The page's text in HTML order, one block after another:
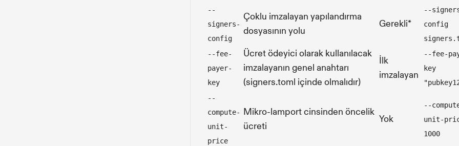
--
signers-
config
Çoklu imzalayan yapılandırma
dosyasının yolu
Gerekli*
--
config
--fee-
payer-
key
Ücret ödeyici olarak kullanılacak
imzalayanın genel anahtarı
(signers.toml içinde olmalıdır)
İlk
imzalayan
--fee-
key
--
compute-
unit-
price
Mikro-lamport cinsinden öncelik
ücreti
Yok
--
unit-
1000